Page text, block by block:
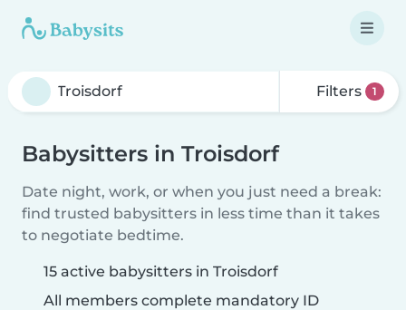
Filters 1
Babysitters in Troisdorf
Date night, work, or when you just need a break:
find trusted babysitters in less time than it takes
to negotiate bedtime.
15 active babysitters in Troisdorf
All members complete mandatory ID